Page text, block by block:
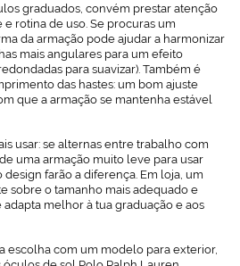
graduados, convém prestar atenção
e rotina de uso. Se procuras um
da armação pode ajudar a harmonizar
mais angulares para um efeito
para suavizar). Também é
das hastes: um bom ajuste
que a armação se mantenha estável
usar: se alternas entre trabalho com
uma armação muito leve para usar
farão a diferença. Em loja, um
sobre o tamanho mais adequado e
melhor à tua graduação e aos
escolha com um modelo para exterior,